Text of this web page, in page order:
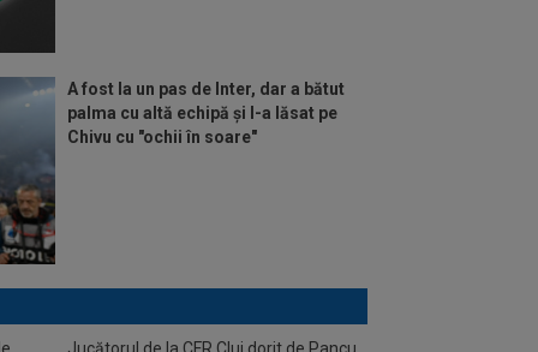
A fost la un pas de Inter, dar a bătut
palma cu altă echipă și l-a lăsat pe
Chivu cu "ochii în soare"